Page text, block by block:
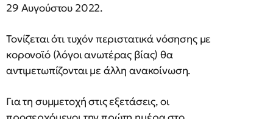
29 Αυγούστου 2022.
Τονίζεται ότι τυχόν περιστατικά νόσησης με
κορονοϊό (λόγοι ανωτέρας βίας) θα
αντιμετωπίζονται με άλλη ανακοίνωση.
Για τη συμμετοχή στις εξετάσεις, οι